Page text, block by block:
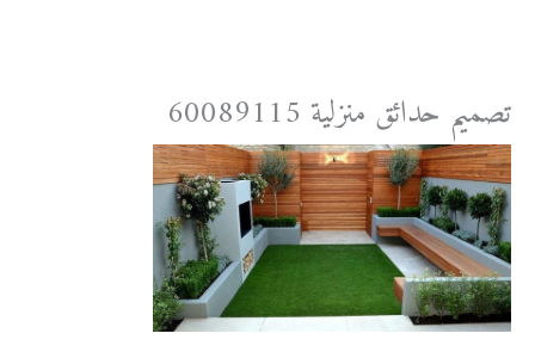
المحتوىتصميم حدائق منزلية 60089115